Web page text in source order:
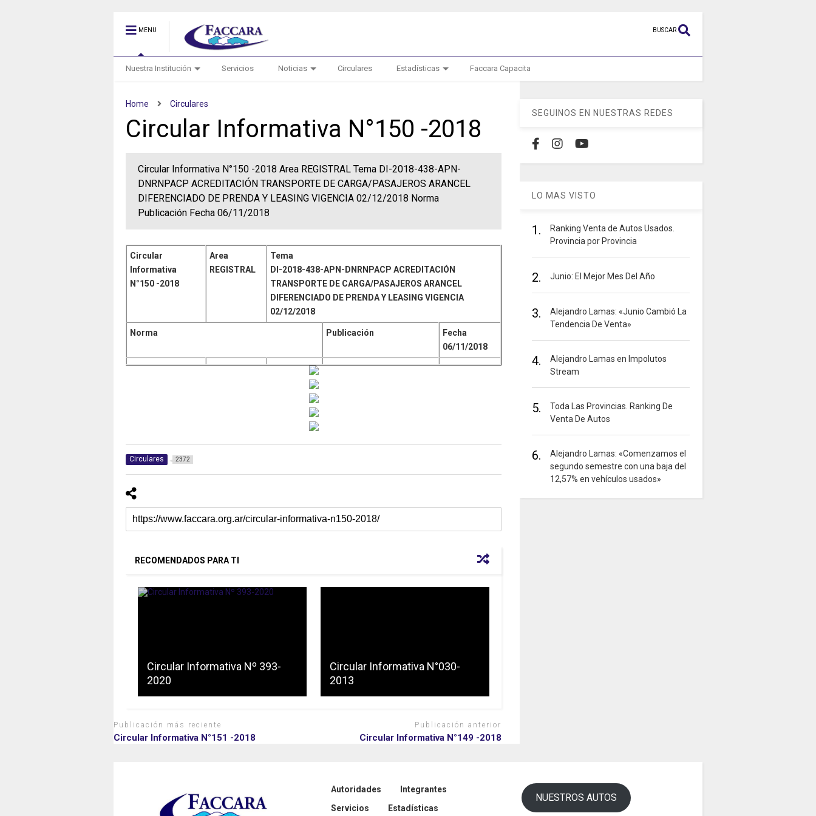
MENU BUSCAR
Nuestra Institución Servicios Noticias Circulares Estadísticas Faccara Capacita
Home Circulares
Circular Informativa N°150 -2018
Circular Informativa N°150 -2018 Area REGISTRAL Tema DI-2018-438-APN-
DNRNPACP ACREDITACIÓN TRANSPORTE DE CARGA/PASAJEROS ARANCEL
DIFERENCIADO DE PRENDA Y LEASING VIGENCIA 02/12/2018 Norma
Publicación Fecha 06/11/2018
Circular
Informativa
N°150 -2018
Area
REGISTRAL
Tema
DI-2018-438-APN-DNRNPACP ACREDITACIÓN
TRANSPORTE DE CARGA/PASAJEROS ARANCEL
DIFERENCIADO DE PRENDA Y LEASING VIGENCIA
02/12/2018
Norma Publicación
Fecha
06/11/2018
Circulares 2372
RECOMENDADOS PARA TI
Circular Informativa Nº 393-
2020
Circular Informativa N°030-
2013
Publicación más reciente
Circular Informativa N°151 -2018
Publicación anterior
Circular Informativa N°149 -2018
SEGUINOS EN NUESTRAS REDES
LO MAS VISTO
1.
Ranking Venta de Autos Usados.
Provincia por Provincia
2. Junio: El Mejor Mes Del Año
3.
Alejandro Lamas: «Junio Cambió La
Tendencia De Venta»
4.
Alejandro Lamas en Impolutos
Stream
5.
Toda Las Provincias. Ranking De
Venta De Autos
6.
Alejandro Lamas: «Comenzamos el
segundo semestre con una baja del
12,57% en vehículos usados»
Autoridades
Integrantes
Servicios
Estadísticas
NUESTROS AUTOS